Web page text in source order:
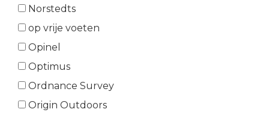
Norstedts
op vrije voeten
Opinel
Optimus
Ordnance Survey
Origin Outdoors